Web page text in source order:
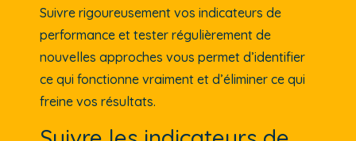
Suivre rigoureusement vos indicateurs de
performance et tester régulièrement de
nouvelles approches vous permet d’identifier
ce qui fonctionne vraiment et d’éliminer ce qui
freine vos résultats.